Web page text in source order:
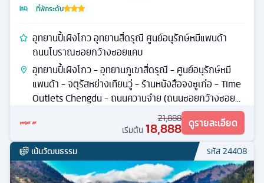
ที่พักระดับ
อุทยานปี้เผิงโกว อุทยานสี่ดรุณี ศูนย์อนุรักษ์หมีแพนด้า
ถนนโบราณซอยกว้างซอยแคบ
อุทยานปี้เผิงโกว - อุทยานภูเขาสี่ดรุณี - ศูนย์อนุรักษ์หมี
แพนด้า - จตุรัสหย่างเทียนวู่ - ร้านหนังสือจงซูเก๋อ - Time
Outlets Chengdu - ถนนควานจ๋าย (ถนนซอยกว้างซอย
21,888
เริ่มต้น 18,888 ดูรายละเอียด
เน้นวัฒนธรรม รหัส24408